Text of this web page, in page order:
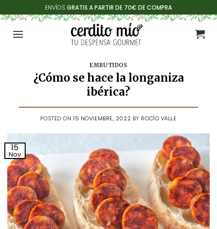
al
contenido
ENVÍOS GRATIS A PARTIR DE 70€ DE COMPRA
EMBUTIDOS
¿Cómo se hace la longaniza
ibérica?
POSTED ON15 NOVIEMBRE, 2022 BY ROCÍO VALLE
15
Nov